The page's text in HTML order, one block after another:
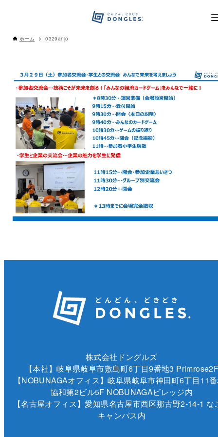
ホーム 0329anjo
株式会社ドングルズ
【本社】岐阜県岐阜市敷島町6丁目9番地3
【NOBUNAGAオフィス】岐阜県岐阜市神田町6丁目11
協和第2ビル5F NOBUNAGAビレッジ内
【名古屋オフィス】愛知県名古屋市西区那古野2-14-1 な
キャンパス内